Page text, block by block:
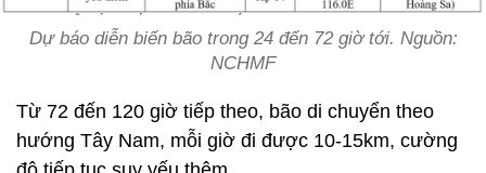
Dự báo diễn biến bão trong 24 đến 72 giờ tới. Nguồn:
NCHMF
Từ 72 đến 120 giờ tiếp theo, bão di chuyển theo
hướng Tây Nam, mỗi giờ đi được 10-15km, cường